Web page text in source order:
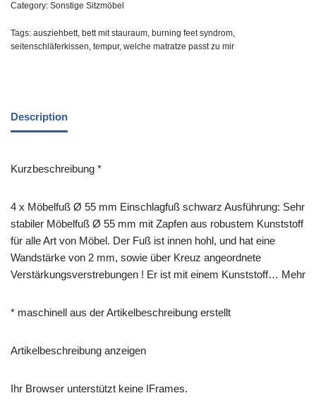
Category: Sonstige Sitzmöbel
Tags: ausziehbett, bett mit stauraum, burning feet syndrom,
seitenschläferkissen, tempur, welche matratze passt zu mir
Description
Kurzbeschreibung *
4 x Möbelfuß Ø 55 mm Einschlagfuß schwarz Ausführung: Sehr
stabiler Möbelfuß Ø 55 mm mit Zapfen aus robustem Kunststoff
für alle Art von Möbel. Der Fuß ist innen hohl, und hat eine
Wandstärke von 2 mm, sowie über Kreuz angeordnete
Verstärkungsverstrebungen ! Er ist mit einem Kunststoff… Mehr
* maschinell aus der Artikelbeschreibung erstellt
Artikelbeschreibung anzeigen
Ihr Browser unterstützt keine IFrames.